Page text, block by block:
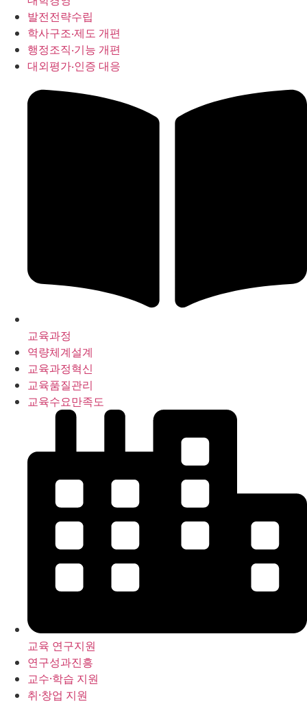
발전전략수립
학사구조‧제도 개편
행정조직‧기능 개편
대외평가‧인증 대응
교육과정
역량체계설계
교육과정혁신
교육품질관리
교육수요만족도
교육 연구지원
연구성과진흥
교수·학습 지원
취·창업 지원